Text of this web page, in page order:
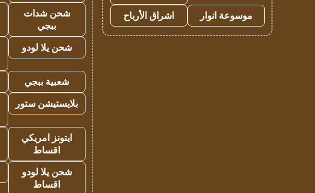
موسوعة انوار
اشراق الأرباح
شحن شدات
ببجي
شحن يلا لودو
شعبية ببجي
بلايستيشن ستور
ايتونز امريكي
اقساط
شحن يلا لودو
اقساط